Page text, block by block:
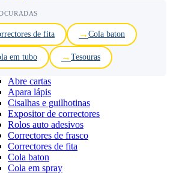
de fita Cola baton
em tubo Tesouras
Abre cartas
Apara lápis
Cisalhas e guilhotinas
Expositor de correctores
Rolos auto adesivos
Correctores de frasco
Correctores de fita
Cola baton
Cola em spray